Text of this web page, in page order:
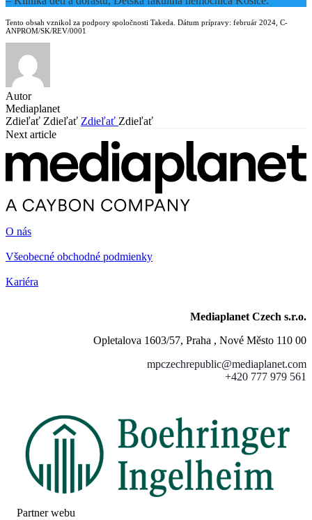
Tento obsah vznikol za podpory spoločnosti Takeda. Dátum prípravy: február 2024, C-
ANPROM/SK/REV/0001
Autor
Mediaplanet
Zdieľať Zdieľať Zdieľať Zdieľať
Next article
O nás
Všeobecné obchodné podmienky
Kariéra
Mediaplanet Czech s.r.o.
Opletalova 1603/57, Praha , Nové Město 110 00
mpczechrepublic@mediaplanet.com
+420 777 979 561
Partner webu